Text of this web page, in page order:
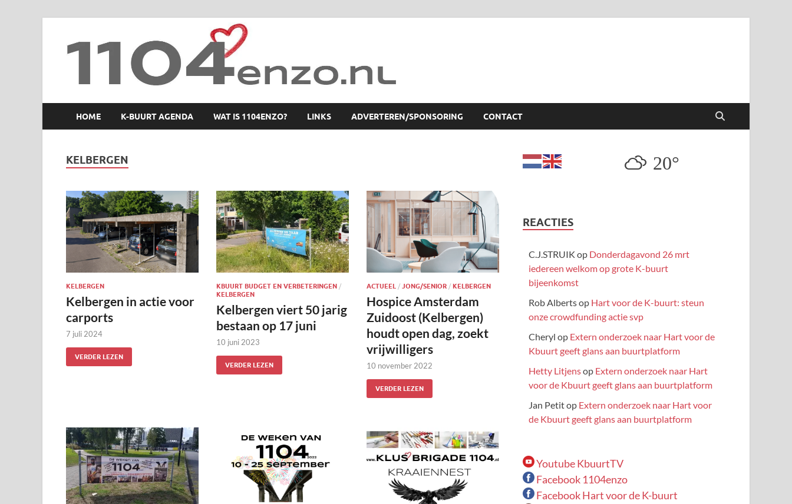
1104 en zo
HOME K-BUURT AGENDA WAT IS 1104ENZO? LINKS ADVERTEREN/SPONSORING CONTACT
KELBERGEN
KELBERGEN
Kelbergen in actie voor
carports
7 juli 2024
VERDER LEZEN
KBUURT BUDGET EN VERBETERINGEN /
KELBERGEN
Kelbergen viert 50 jarig
bestaan op 17 juni
10 juni 2023
VERDER LEZEN
ACTUEEL / JONG/SENIOR / KELBERGEN
Hospice Amsterdam
Zuidoost (Kelbergen)
houdt open dag, zoekt
vrijwilligers
10 november 2022
VERDER LEZEN
20°
REACTIES
C.J.STRUIK op Donderdagavond 26 mrt
iedereen welkom op grote K-buurt
bijeenkomst
Rob Albertsop Hart voor de K-buurt: steun
onze crowdfunding actie svp
Cheryl op Extern onderzoek naar Hart voor de
Kbuurt geeft glans aan buurtplatform
Hetty Litjensop Extern onderzoek naar Hart
voor de Kbuurt geeft glans aan buurtplatform
Jan Petitop Extern onderzoek naar Hart voor
de Kbuurt geeft glans aan buurtplatform
Youtube KbuurtTV
Facebook 1104enzo
Facebook Hart voor de K-buurt